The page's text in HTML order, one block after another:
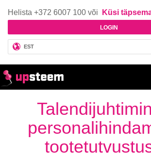
Helista +372 6007 100 või Küsi
LOGIN
EST